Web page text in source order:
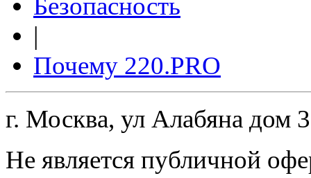
Безопасность
|
Почему 220.PRO
г. Москва, ул Алабяна дом
Не является публичной